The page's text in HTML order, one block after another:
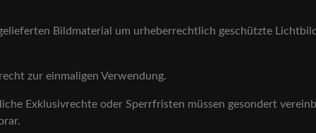
Bildmaterial um urheberrechtlich geschützte
zur einmaligen Verwendung.
Exklusivrechte oder Sperrfristen müssen gesondert